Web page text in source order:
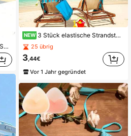
1 Stück Kajakpaddel Magische Schnalle Riemen Clip, verstellbare Stand Up Paddle Board Schnalle, Befestigungsclip für aufblasbare Boote, Surfen, Outdoor Wassersport
NEW 3 Stück elastische Strandstuhltuch-Bänder, leuchtender tropischer Muster - Schwimmbad, Urlaub, Sommer Accessoires - leicht, tragbar, Design
25 übrig
3,44€
Vor 1 Jahr gegründet